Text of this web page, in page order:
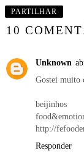
PARTILHAR
10
Unknown
Gostei muito
beijinhos
http://
Responder